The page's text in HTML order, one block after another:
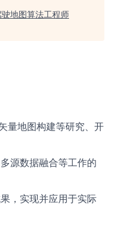
驶地图算法工程师
量地图构建等研究、开
源数据融合等工作的
，实现并应用于实际